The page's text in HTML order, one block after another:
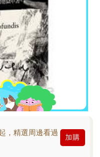
，精選周邊看過
加購